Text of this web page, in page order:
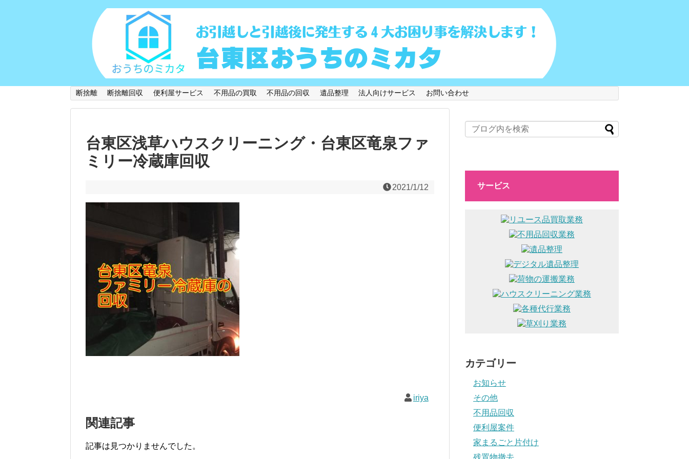
断捨離 断捨離回収 便利屋サービス 不用品の買取 不用品の回収 遺品整理 法人向けサービス お問い合わせ
台東区浅草ハウスクリーニング・台東区竜泉ファ
ミリー冷蔵庫回収
2021/1/12
iriya
関連記事
記事は見つかりませんでした。
サービス
カテゴリー
お知らせ
その他
不用品回収
便利屋案件
家まるごと片付け